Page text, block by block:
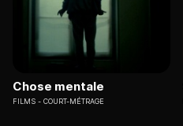
Chose mentale
FILMS COURT-MÉTRAGE